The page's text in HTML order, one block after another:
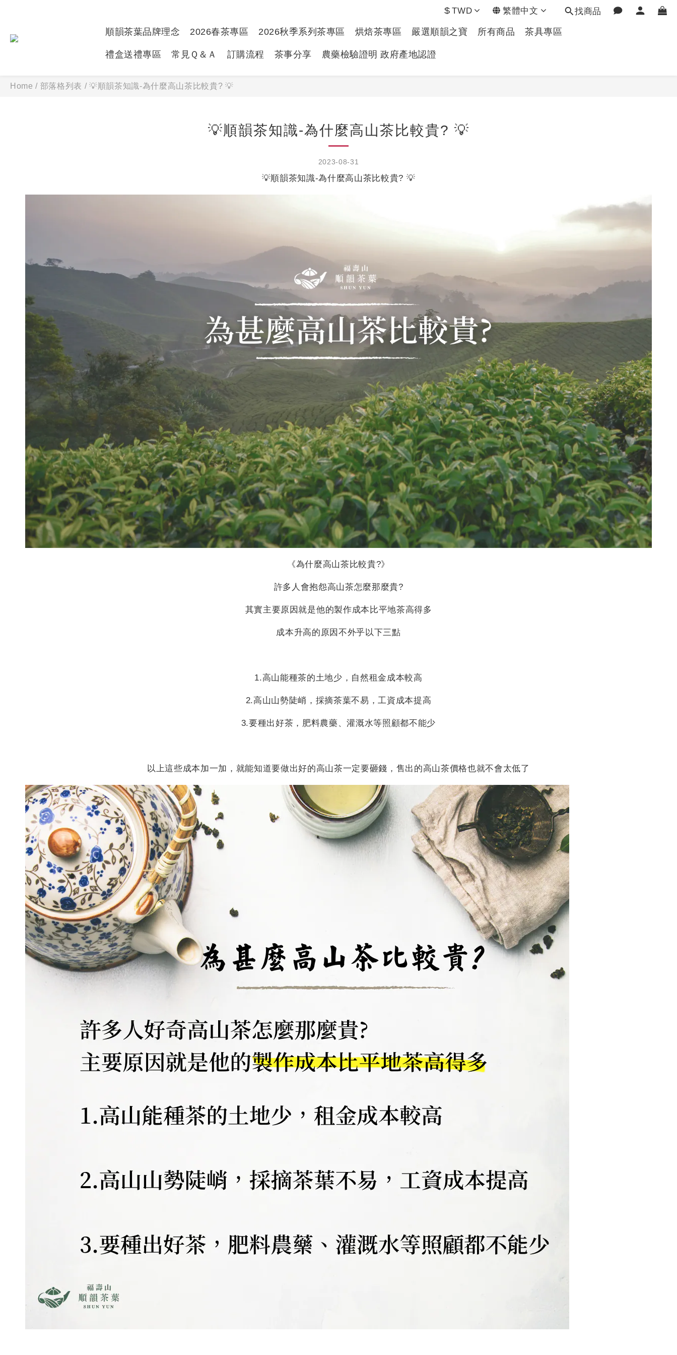
$ TWD 繁體中文 找商品
順韻茶葉品牌理念 2026春茶專區 2026秋季系列茶專區 烘焙茶專區 嚴選順韻之寶 所有商品 茶具專區
禮盒送禮專區 常見Ｑ＆Ａ 訂購流程 茶事分享 農藥檢驗證明 政府產地認證
Home / 部落格列表 /💡順韻茶知識-為什麼高山茶比較貴? 💡
💡順韻茶知識-為什麼高山茶比較貴? 💡
2023-08-31
💡順韻茶知識-為什麼高山茶比較貴? 💡
《為什麼高山茶比較貴?》
許多人會抱怨高山茶怎麼那麼貴?
其實主要原因就是他的製作成本比平地茶高得多
成本升高的原因不外乎以下三點
1.高山能種茶的土地少，自然租金成本較高
2.高山山勢陡峭，採摘茶葉不易，工資成本提高
3.要種出好茶，肥料農藥、灌溉水等照顧都不能少
以上這些成本加一加，就能知道要做出好的高山茶一定要砸錢，售出的高山茶價格也就不會太低了